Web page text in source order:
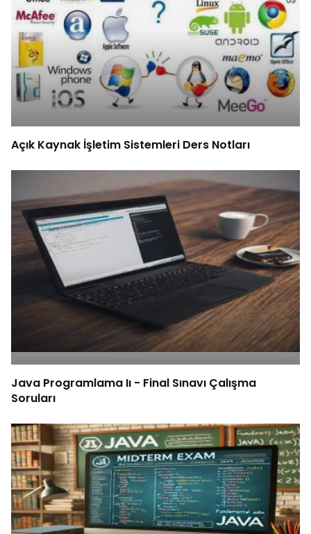
Açık Kaynak İşletim Sistemleri Ders Notları
Java Programlama Iı - Final Sınavı Çalışma
Soruları